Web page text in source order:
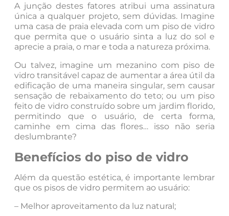
A junção destes fatores atribui uma assinatura
única a qualquer projeto, sem dúvidas. Imagine
uma casa de praia elevada com um piso de vidro
que permita que o usuário sinta a luz do sol e
aprecie a praia, o mar e toda a natureza próxima.
Ou talvez, imagine um mezanino com piso de
vidro transitável capaz de aumentar a área útil da
edificação de uma maneira singular, sem causar
sensação de rebaixamento do teto; ou um piso
feito de vidro construído sobre um jardim florido,
permitindo que o usuário, de certa forma,
caminhe em cima das flores… isso não seria
deslumbrante?
Benefícios do piso de vidro
Além da questão estética, é importante lembrar
que os pisos de vidro permitem ao usuário:
– Melhor aproveitamento da luz natural;